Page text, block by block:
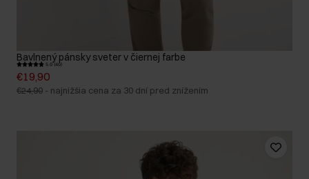
Bavlnený pánsky sveter v čiernej farbe
5.0 (40)
€19,90
€24,90 - najnižšia cena za 30 dní pred znížením